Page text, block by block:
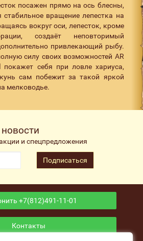
посажен прямо на ось блесны,
стабильное вращение лепестка на
вокруг оси, лепесток, кроме
создаёт неповторимый
привлекающий рыбу.
силу своих возможностей AR
покажет себя при ловле хариуса,
сам побежит за такой яркой
мелководье.
и спецпредложения
Подписаться
+7(812)491-11-01
Контакты